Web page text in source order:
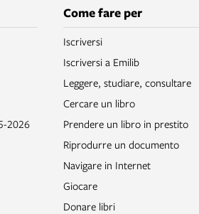
2026
Come fare per
Iscriversi
Iscriversi a Emilib
Leggere, studiare, consultare
Cercare un libro
Prendere un libro in prestito
Riprodurre un documento
Navigare in Internet
Giocare
Donare libri